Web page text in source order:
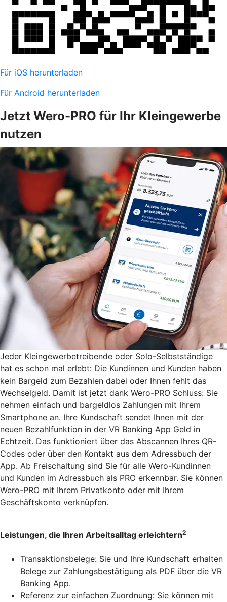
Für iOS herunterladen
Für Android herunterladen
Jetzt Wero-PRO für Ihr Kleingewerbe
nutzen
Jeder Kleingewerbetreibende oder Solo-Selbstständige
hat es schon mal erlebt: Die Kundinnen und Kunden haben
kein Bargeld zum Bezahlen dabei oder Ihnen fehlt das
Wechselgeld. Damit ist jetzt dank Wero-PRO Schluss: Sie
nehmen einfach und bargeldlos Zahlungen mit Ihrem
Smartphone an. Ihre Kundschaft sendet Ihnen mit der
neuen Bezahlfunktion in der VR Banking App Geld in
Echtzeit. Das funktioniert über das Abscannen Ihres QR-
Codes oder über den Kontakt aus dem Adressbuch der
App. Ab Freischaltung sind Sie für alle Wero-Kundinnen
und Kunden im Adressbuch als PRO erkennbar. Sie können
Wero-PRO mit Ihrem Privatkonto oder mit Ihrem
Geschäftskonto verknüpfen.
Leistungen, die Ihren Arbeitsalltag erleichtern2
Transaktionsbelege: Sie und Ihre Kundschaft erhalten
Belege zur Zahlungsbestätigung als PDF über die VR
Banking App.
Referenz zur einfachen Zuordnung: Sie können mit